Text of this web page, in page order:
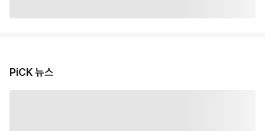
PiCK 뉴스